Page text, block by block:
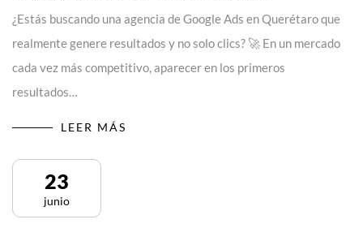
¿Estás buscando una agencia de Google Ads en Querétaro que
realmente genere resultados y no solo clics? 🚀 En un mercado
cada vez más competitivo, aparecer en los primeros
resultados…
LEER MÁS
23
junio